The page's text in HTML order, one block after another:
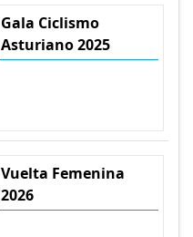
Gala Ciclismo
Asturiano 2025
Vuelta Femenina
2026